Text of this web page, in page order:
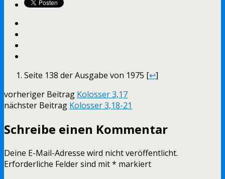
Seite 138 der Ausgabe von 1975 [↩]
vorheriger Beitrag Kolosser 3,17
nächster Beitrag Kolosser 3,18-21
Schreibe einen Kommentar
Deine E-Mail-Adresse wird nicht veröffentlicht.
Erforderliche Felder sind mit* markiert